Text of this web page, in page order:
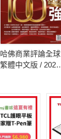
哈佛商業評論全球
繁體中文版 / 2026